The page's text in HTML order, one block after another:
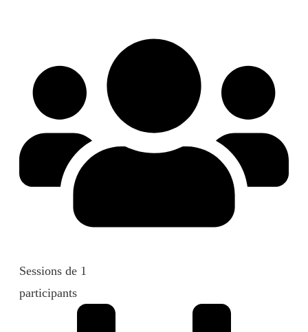
Sessions de 1
participants